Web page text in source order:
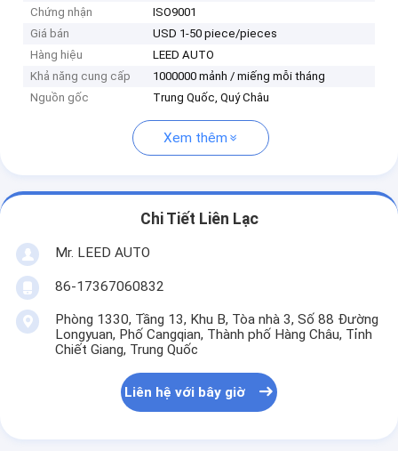
Chứng nhận
ISO9001
Giá bán
USD 1-50 piece/pieces
Hàng hiệu
LEED AUTO
Khả năng cung cấp
1000000 mảnh / miếng mỗi tháng
Nguồn gốc
Trung Quốc, Quý Châu
Xem thêm
Chi Tiết Liên Lạc
Mr. LEED AUTO
86-17367060832
Phòng 1330, Tầng 13, Khu B, Tòa nhà 3, Số 88 Đường
Longyuan, Phố Cangqian, Thành phố Hàng Châu, Tỉnh
Chiết Giang, Trung Quốc
Liên hệ với bây giờ